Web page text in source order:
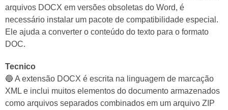
arquivos DOCX em versões obsoletas do Word, é
necessário instalar um pacote de compatibilidade especial.
Ele ajuda a converter o conteúdo do texto para o formato
DOC.
Tecnico
🔵 A extensão DOCX é escrita na linguagem de marcação
XML e inclui muitos elementos do documento armazenados
como arquivos separados combinados em um arquivo ZIP